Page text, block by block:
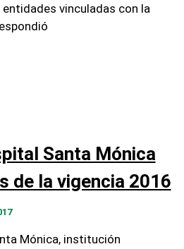
vinculadas con la
Santa Mónica
de la vigencia 2016
Mónica, institución